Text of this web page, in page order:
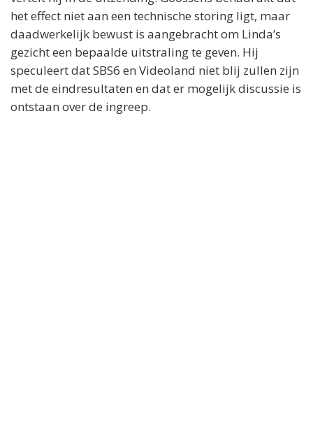
het effect niet aan een technische storing ligt, maar
daadwerkelijk bewust is aangebracht om Linda’s
gezicht een bepaalde uitstraling te geven. Hij
speculeert dat SBS6 en Videoland niet blij zullen zijn
met de eindresultaten en dat er mogelijk discussie is
ontstaan over de ingreep.